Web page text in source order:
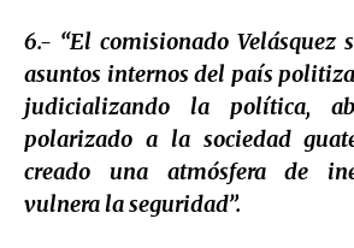
6.- “El comisionado Velásquez
asuntos internos del país
judicializando la política,
polarizado a la sociedad
creado una atmósfera de
vulnera la seguridad”.